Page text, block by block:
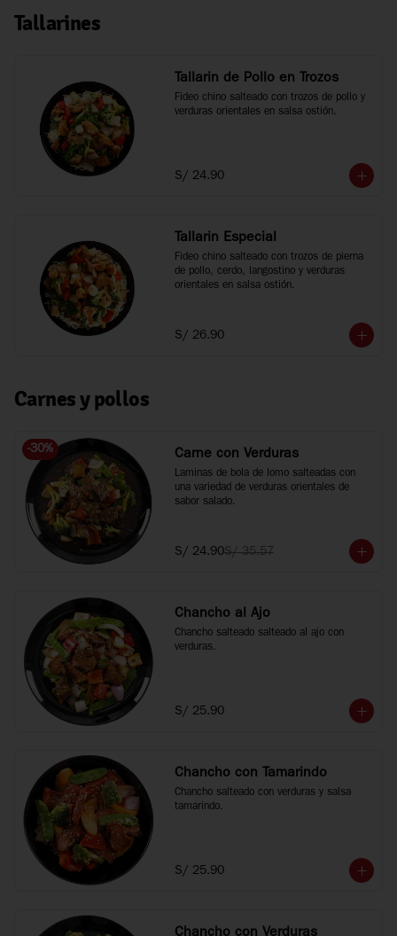
Tallarines
Tallarin de Pollo en Trozos
Fideo chino salteado con trozos de pollo y
verduras orientales en salsa ostión.
S/ 24.90
Tallarin Especial
Fideo chino salteado con trozos de pierna
de pollo, cerdo, langostino y verduras
orientales en salsa ostión.
S/ 26.90
Carnes y pollos
-30% Carne con Verduras
Laminas de bola de lomo salteadas con
una variedad de verduras orientales de
sabor salado.
S/ 24.90S/ 35.57
Chancho al Ajo
Chancho salteado salteado al ajo con
verduras.
S/ 25.90
Chancho con Tamarindo
Chancho salteado con verduras y salsa
tamarindo.
S/ 25.90